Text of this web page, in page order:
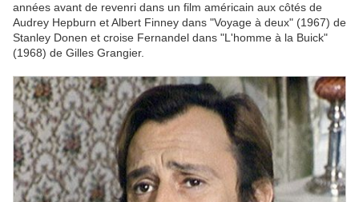
années avant de revenri dans un film américain aux côtés de
Audrey Hepburn et Albert Finney dans "Voyage à deux" (1967) de
Stanley Donen et croise Fernandel dans "L'homme à la Buick"
(1968) de Gilles Grangier.